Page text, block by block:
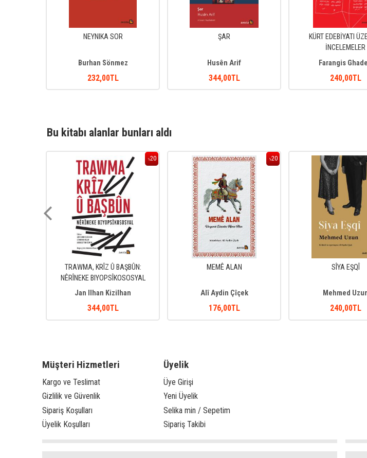
NEYNIKA SOR
Burhan Sönmez
232,00TL
ŞAR
Husên Arif
344,00TL
KÜRT EDEBİYATI
İNCELEMELER
Farangis
240,00TL
Bu kitabı alanlar bunları aldı
%20
TRAWMA, KRÎZ Û BAŞBÛN:
NÊRÎNEKE BIYOPSÎKOSOSYAL
Jan Ilhan Kizilhan
344,00TL
%20
MEMÊ ALAN
Alî Aydin Çîçek
176,00TL
SÎYA EŞQÎ
Mehmed
240,00TL
Müşteri Hizmetleri
Kargo ve Teslimat
Gizlilik ve Güvenlik
Sipariş Koşulları
Üyelik Koşulları
Üyelik
Üye Girişi
Yeni Üyelik
Selika min / Sepetim
Sipariş Takibi